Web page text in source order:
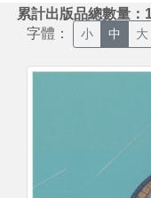
累計出版品總數量：
字體： 小 中 大